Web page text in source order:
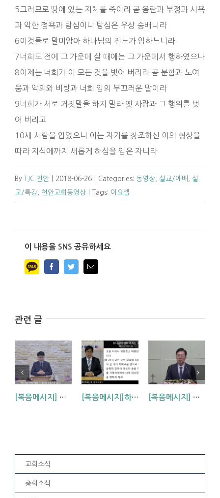
5 그러므로 땅에 있는 지체를 죽이라 곧 음란과 부정과 사욕
과 악한 정욕과 탐심 이니 탐심은 우상 숭배니라
6이것들로 말미암아 하나님의 진노가 임하느니라
7너희도 전에 그 가운데 살 때에는 그 가운데서 행하였으나
8이제는 너희가 이 모든 것을 벗어 버리라 곧 분함과 노여
움과 악의 와 비방과 너희 입의 부끄러운 말이라
9너희가 서로 거짓말을 하지 말라 옛 사람과 그 행위 를 벗
어 버리고
10새 사람을 입었으니 이는 자기를 창조하신 이의 형상을
따라 지식에까지 새롭게 하심을 입은 자니라
By TJC 천안 2018-06-26 Categories: 동영상 설교/예배
설
교/특강
천안교회동영상 Tags: 이요셉
이 내용을 SNS 공유하세요
FacebookTwitterEmail
관련 글
[복음메시지] 하나님 아버지의 마음 (눅15:11~24) [복음메시지]하나님이 입혀주시는 옷 (창 3:7,21) [복음메시지] 엘리야 때(사도시대)처럼 (왕하 2:1-14)
교회소식
총회소식